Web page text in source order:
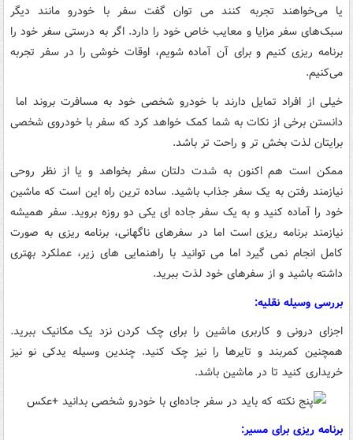
یا می‌خواهند تجربه کنند می توان گفت سفر با خودرو مانند دیگر
سبک‌های سفر مزایا و معایب خاص خود را دارد. اگر به درستی سفر خود را
برنامه ریزی کنیم و برای آن آماده شویم، اوقات خوشی را در سفر تجربه
می‌کنیم.
خیلی از افراد تمایل دارند با خودرو شخصی خود به مسافرت بروند اما
دانستن برخی از نکات به شما کمک خواهد کرد که سفر با خودروی شخصی
برایتان لذت بخش تر و راحت تر باشد.
ممکن است هم اکنون به شدت دلتان سفر بخواهد و یا از نظر روحی
نیازمند رفتن به یک سفر جذاب باشید. ساده ترین راه این است که ماشین
خود را آماده کنید و به یک سفر جاده ای یکی دو روزه بروید. سفر همیشه
نیازمند برنامه ریزی است اما در سفرهای ناگهانی، برنامه ریزی به صورت
کامل انجام نمی گیرد اما می توانید با راهنمایی های زیر، عملکرد بهتری
داشته باشید و از سفرهای خود لذت ببرید.
بررسی وسیله‌ نقلیه:
اجزای درونی و کاربری ماشین را برای چک کردن نزد یک مکانیک ببرید.
همچنین کمربند و تایرها را نیز چک کنید. چندین وسیله یدکی نو نیز
خریداری کنید تا در ماشین باشد.
برنامه ریزی برای مسیر: